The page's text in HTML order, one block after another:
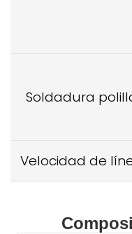
Soldadura
Velocidad de